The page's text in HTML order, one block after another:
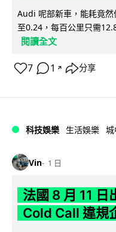
Audi 呢部新車，能耗竟
至0.24，每百公里只需
閱讀全文
7 1 ↗ 分享
科技娛樂 生活娛樂
Vin 1 日
法國 8 月 11 日
Cold Call 違規